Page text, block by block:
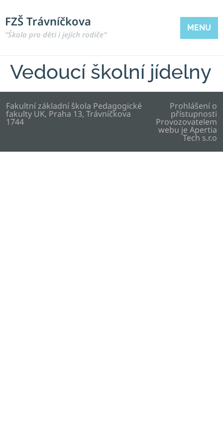
FZŠ Trávníčkova
“Škola pro děti i jejich rodiče“
MENU
Vedoucí školní jídelny
Fakultní základní škola Pedagogické
fakulty UK, Praha 13, Trávníčkova
1744
Prohlášení o
přístupnosti
Provozovatelem
webu je Apertia
Tech s.r.o